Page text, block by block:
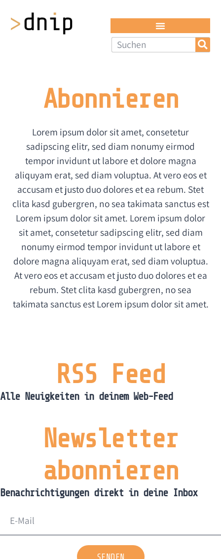
Abonnieren
Lorem ipsum dolor sit amet, consetetur
sadipscing elitr, sed diam nonumy eirmod
tempor invidunt ut labore et dolore magna
aliquyam erat, sed diam voluptua. At vero eos et
accusam et justo duo dolores et ea rebum. Stet
clita kasd gubergren, no sea takimata sanctus est
Lorem ipsum dolor sit amet. Lorem ipsum dolor
sit amet, consetetur sadipscing elitr, sed diam
nonumy eirmod tempor invidunt ut labore et
dolore magna aliquyam erat, sed diam voluptua.
At vero eos et accusam et justo duo dolores et ea
rebum. Stet clita kasd gubergren, no sea
takimata sanctus est Lorem ipsum dolor sit amet.
RSS Feed
Alle Neuigkeiten in deinem Web-Feed
Newsletter
abonnieren
Benachrichtigungen direkt in deine Inbox
SENDEN